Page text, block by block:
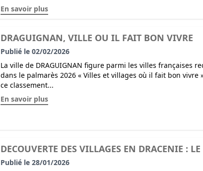
En savoir plus
DRAGUIGNAN, VILLE OU IL FAIT BON VIVRE
Publié le 02/02/2026
La ville de DRAGUIGNAN figure parmi les villes françaises
dans le palmarès 2026 « Villes et villages où il fait bon vivre
ce classement...
En savoir plus
DECOUVERTE DES VILLAGES EN DRACENIE :
Publié le 28/01/2026